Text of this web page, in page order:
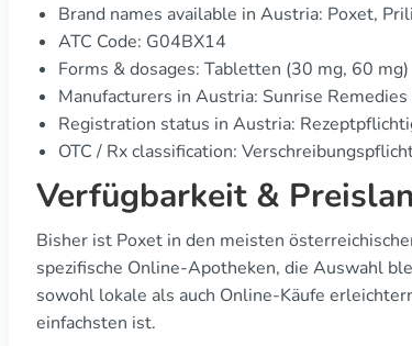
Brand names available in Austria: Poxet,
ATC Code: G04BX14
Forms & dosages: Tabletten (30 mg, 60 mg)
Manufacturers in Austria: Sunrise
Registration status in Austria:
OTC / Rx classification:
Verfügbarkeit &
Bisher ist Poxet in den meisten
spezifische Online-Apotheken, die Auswahl
sowohl lokale als auch Online-Käufe
einfachsten ist.